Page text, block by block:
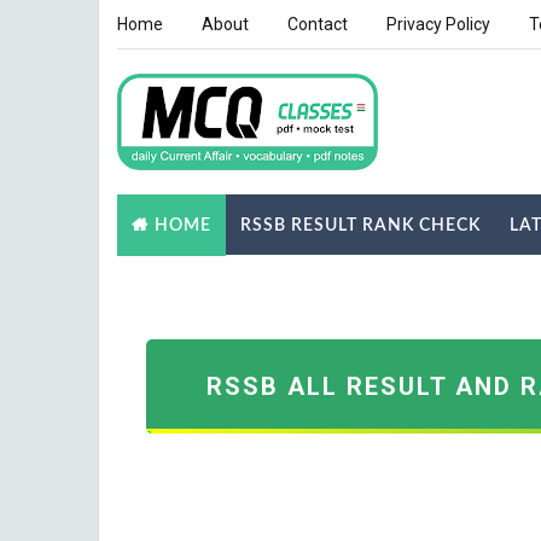
Home About Contact Privacy Policy
HOME RSSB RESULT RANK CHECK
RSSB ALL RESULT AND